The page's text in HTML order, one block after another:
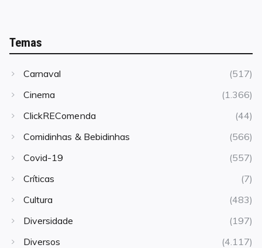
Temas
Carnaval
(517)
Cinema
(1.366)
ClickREComenda
(44)
Comidinhas & Bebidinhas
(566)
Covid-19
(557)
Críticas
(7)
Cultura
(483)
Diversidade
(197)
Diversos
(4.117)